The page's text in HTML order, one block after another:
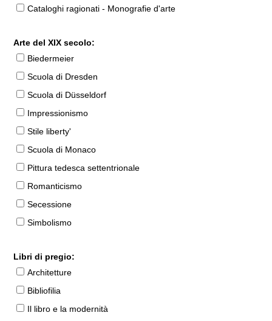
Cataloghi ragionati - Monografie d'arte
Arte del XIX secolo:
Biedermeier
Scuola di Dresden
Scuola di Düsseldorf
Impressionismo
Stile liberty'
Scuola di Monaco
Pittura tedesca settentrionale
Romanticismo
Secessione
Simbolismo
Libri di pregio:
Architetture
Bibliofilia
Il libro e la modernità